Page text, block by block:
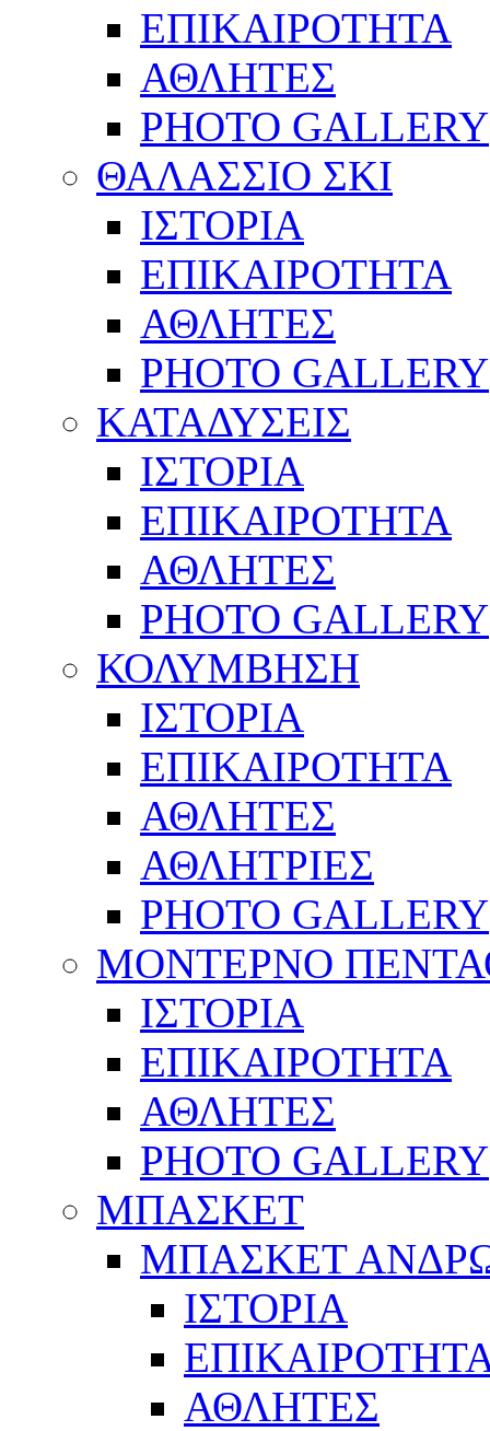
ΕΠΙΚΑΙΡΟΤΗΤΑ
ΑΘΛΗΤΕΣ
PHOTO GALLERY
ΘΑΛΑΣΣΙΟ ΣΚΙ
ΙΣΤΟΡΙΑ
ΕΠΙΚΑΙΡΟΤΗΤΑ
ΑΘΛΗΤΕΣ
PHOTO GALLERY
ΚΑΤΑΔΥΣΕΙΣ
ΙΣΤΟΡΙΑ
ΕΠΙΚΑΙΡΟΤΗΤΑ
ΑΘΛΗΤΕΣ
PHOTO GALLERY
ΚΟΛΥΜΒΗΣΗ
ΙΣΤΟΡΙΑ
ΕΠΙΚΑΙΡΟΤΗΤΑ
ΑΘΛΗΤΕΣ
ΑΘΛΗΤΡΙΕΣ
PHOTO GALLERY
ΜΟΝΤΕΡΝΟ
ΙΣΤΟΡΙΑ
ΕΠΙΚΑΙΡΟΤΗΤΑ
ΑΘΛΗΤΕΣ
PHOTO GALLERY
ΜΠΑΣΚΕΤ
ΜΠΑΣΚΕΤ
ΙΣΤΟΡΙΑ
ΑΘΛΗΤΕΣ